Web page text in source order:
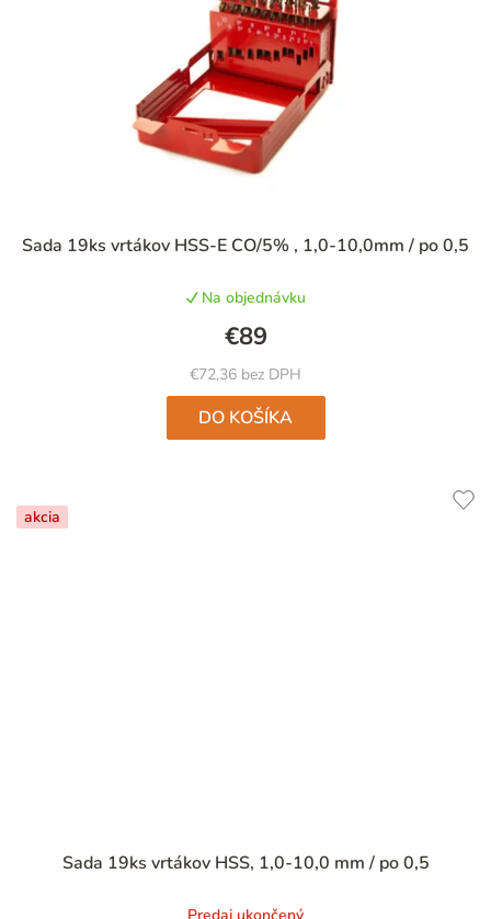
Sada 19ks vrtákov HSS-E CO/5% , 1,0-10,0mm / po 0,5
Na objednávku
€72,36 bez DPH
€89
DO KOŠÍKA
akcia
Sada 19ks vrtákov HSS, 1,0-10,0 mm / po 0,5